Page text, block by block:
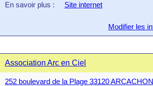
En savoir plus : Site internet
Modifier les
Association Arc en Ciel
252 boulevard de la Plage 33120 ARCACHON